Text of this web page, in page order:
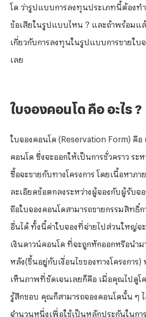
โด ว่ารูปแบบการลงทุนประเภทนี้ต้องท
ข้อเสียในรูปแบบไหน ? และถ้าพร้อมแ
เกี่ยวกับการลงทุนในรูปแบบการขายใบ
เลย
ใบจองคอนโด คือ อะไร ?
ใบจองคอนโด (Reservation Form) คือ
คอนโด ซึ่งจะออกให้เป็นการชั่วคราว ระ
ซื้อจะขายกับทางโครงการ โดยเนื้อหาภา
ละเอียดข้อตกลงระหว่างผู้จองกับผู้รับจ
ถือใบจองคอนโดสามารถขายกรรมสิทธิ์
อื่นได้ ทั้งนี้ค่าใบจองที่จ่ายไปส่วนใหญ่จ
เงินดาวน์คอนโด ที่จะถูกหักออกหรือนำ
หลัง(ขึ้นอยู่กับเงื่อนไขของทางโครงการ)
เห็นภาพที่ชัดเจนเลยก็คือ เมื่อคุณไปดูโ
รู้สึกชอบ คุณก็สามารถจองคอนโดนั้น ๆ ไ
จำนวนหนึ่งเพื่อใช้เป็นหลักประกันในกา